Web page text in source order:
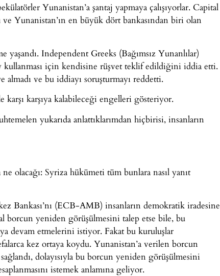
Yunanistan’a şantaj yapmaya çalışıyorlar. Capital
Yunanistan’ın en büyük dört bankasından biri olan
Independent Greeks (Bağımsız Yunanlılar)
için kendisine rüşvet teklif edildiğini iddia etti.
ve bu iddiayı soruşturmayı reddetti.
karşıya kalabileceği engelleri gösteriyor.
yukarıda anlattıklarımdan hiçbirisi, insanların
olacağı: Syriza hükümeti tüm bunlara nasıl yanıt
(ECB-AMB) insanların demokratik iradesine
borcun yeniden görüşülmesini talep etse bile, bu
devam etmelerini istiyor. Fakat bu kuruluşlar
kez ortaya koydu. Yunanistan’a verilen borcun
dolayısıyla bu borcun yeniden görüşülmesini
istemek anlamına geliyor.